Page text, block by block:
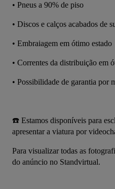
•⁠ ⁠Pneus a 90% de piso
•⁠ ⁠Discos e calços acabados de
•⁠ ⁠Embraiagem em ótimo estado
•⁠ Correntes da distribuição em
•⁠ ⁠Possibilidade de garantia por
☎️ Estamos disponíveis para
apresentar a viatura por
Para visualizar todas as
do anúncio no Standvirtual.